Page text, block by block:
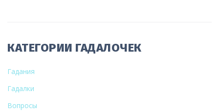
КАТЕГОРИИ ГАДАЛОЧЕК
Гадания
Гадалки
Вопросы